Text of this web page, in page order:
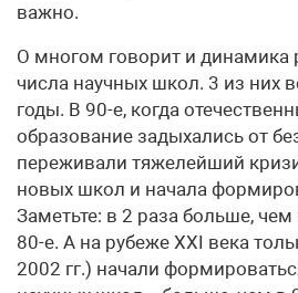
важно.
О многом говорит и динамика
числа научных школ. 3 из них
годы. В 90-е, когда
образование задыхались от
переживали тяжелейший
новых школ и начала
Заметьте: в 2 раза больше,
80-е. А на рубеже XXI века
2002 гг.) начали